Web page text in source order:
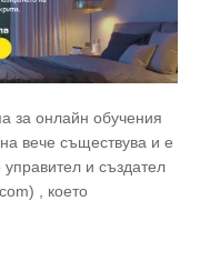
за онлайн обучения
вече съществува и е
и създател
, което